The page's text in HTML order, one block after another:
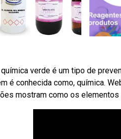
verde é um tipo de
é conhecida como, química.
mostram como os